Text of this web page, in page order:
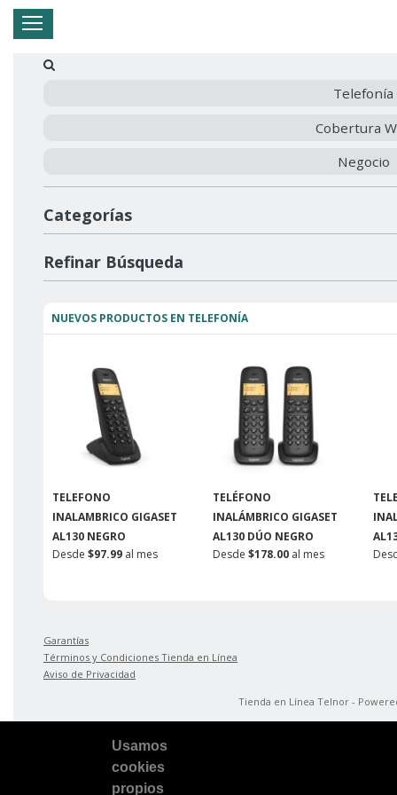
Hogar
Telefonía
Cobertura
Negocio
Categorías
Refinar Búsqueda
NUEVOS PRODUCTOS EN TELEFONÍA
TELEFONO
INALAMBRICO GIGASET
AL130 NEGRO
Desde $97.99 al mes
TELÉFONO
INALÁMBRICO GIGASET
AL130 DÚO NEGRO
Desde $178.00 al mes
Garantías
Términos y Condiciones Tienda en Línea
Aviso de Privacidad
Tienda en Línea Telnor -
Usamos
cookies
propios